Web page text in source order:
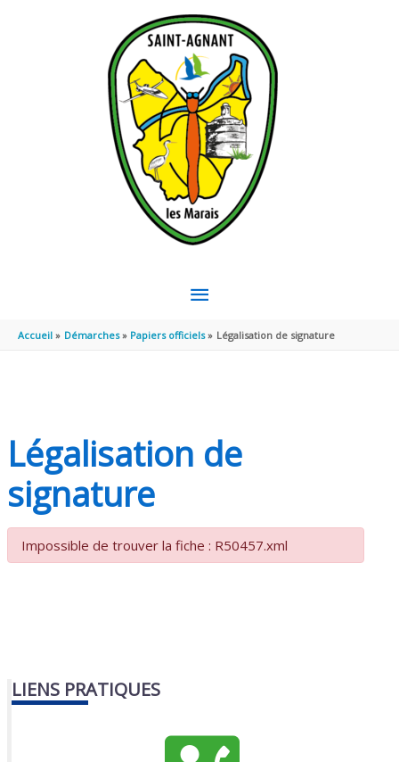
MENU
PRINCIPAL
Accueil Démarches Papiers officiels Légalisation de signature
Légalisation de
signature
Impossible de trouver la fiche : R50457.xml
LIENS PRATIQUES